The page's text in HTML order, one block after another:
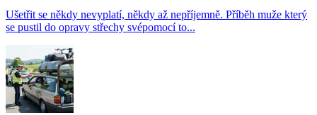
Ušetřit se někdy nevyplatí, někdy až nepříjemně. Příběh muže který
se pustil do opravy střechy svépomocí to...